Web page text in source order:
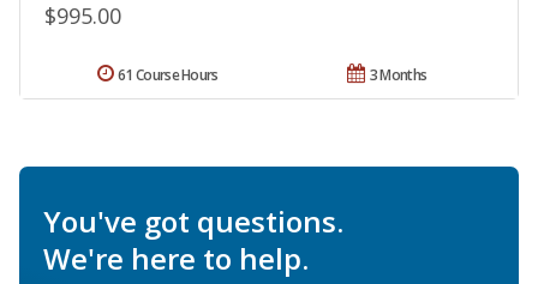
$995.00
3 Months
61 Course Hours
You've got questions.
We're here to help.